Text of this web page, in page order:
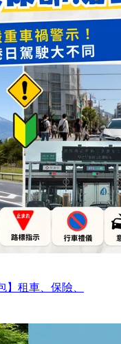
】租車、保險、